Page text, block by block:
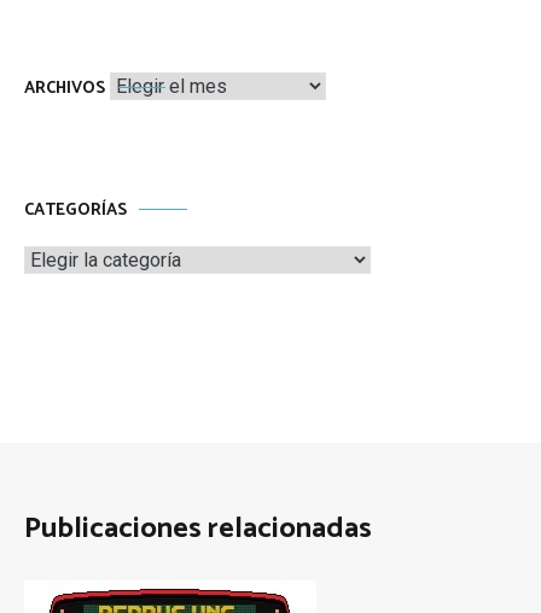
ARCHIVOS Archivos
CATEGORÍAS
Categorías
Publicaciones relacionadas